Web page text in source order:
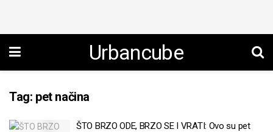
Urbancube
Tag: pet načina
ŠTO BRZO ODE, BRZO SE I VRATI: Ovo su pet